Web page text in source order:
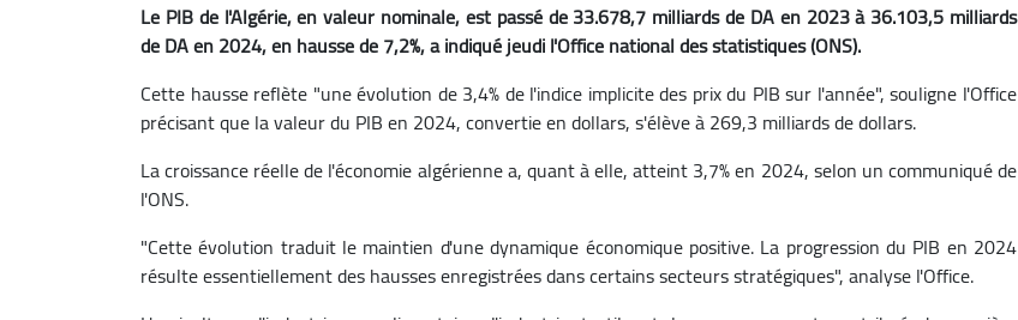
Le PIB de l'Algérie, en valeur nominale, est passé de 33.678,7 milliards de DA en 2023 à 36.103,5 milliards
de DA en 2024, en hausse de 7,2%, a indiqué jeudi l'Office national des statistiques (ONS).
Cette hausse reflète "une évolution de 3,4% de l'indice implicite des prix du PIB sur l'année", souligne l'Office
précisant que la valeur du PIB en 2024, convertie en dollars, s'élève à 269,3 milliards de dollars.
La croissance réelle de l'économie algérienne a, quant à elle, atteint 3,7% en 2024, selon un communiqué de
l'ONS.
"Cette évolution traduit le maintien d'une dynamique économique positive. La progression du PIB en 2024
résulte essentiellement des hausses enregistrées dans certains secteurs stratégiques", analyse l'Office.